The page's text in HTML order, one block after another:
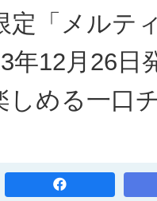
定「メルテ
年12月26日
しめる一口